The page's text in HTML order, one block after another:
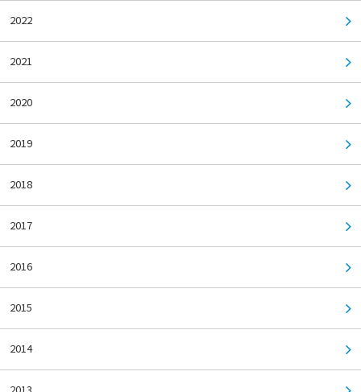
2022
2021
2020
2019
2018
2017
2016
2015
2014